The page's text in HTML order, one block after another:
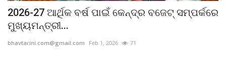
2026-27 ଆର୍ଥିକ ବର୍ଷ ପାଇଁ କେନ୍ଦ୍ର ବଜେଟ୍ ସମ୍ପର୍କରେ
ମୁଖ୍ୟମନ୍ତ୍ରୀ...
bhavtarini.com@gmail.com Feb 1, 2026 71